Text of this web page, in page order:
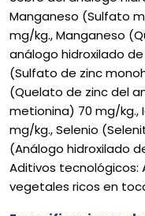
Manganeso (Sulfato
mg/kg., Manganeso
análogo hidroxilado
(Sulfato de zinc
(Quelato de zinc del
metionina) 70 mg/kg.,
mg/kg., Selenio
(Análogo hidroxilado
Aditivos tecnológicos:
vegetales ricos en